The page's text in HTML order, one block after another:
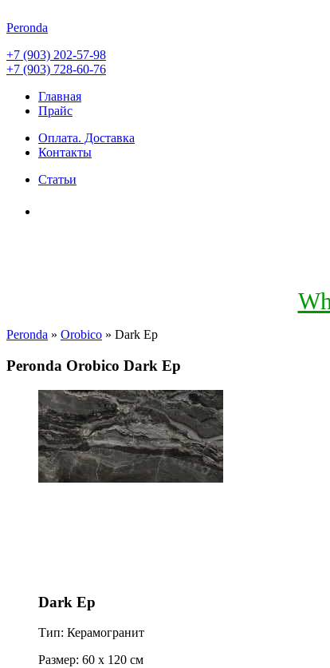
Peronda
+7 (903) 202-57-98
+7 (903) 728-60-76
Главная
Прайс
Оплата. Доставка
Контакты
Статьи
Peronda » Orobico » Dark Ep
Peronda Orobico Dark Ep
Dark Ep
Тип: Керамогранит
Размер: 60 x 120 см